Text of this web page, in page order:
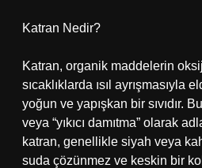
Katran Nedir?
Katran, organik maddelerin
sıcaklıklarda ısıl ayrışmasıyla
yoğun ve yapışkan bir sıvıdır.
veya “yıkıcı damıtma” olarak
katran, genellikle siyah veya
suda çözünmez ve keskin bir